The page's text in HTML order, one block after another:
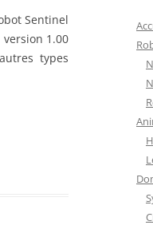
VOCALE
LECTURE MP3
ECRAN
ECRAN
SERVO
Sentinel
1.00
types